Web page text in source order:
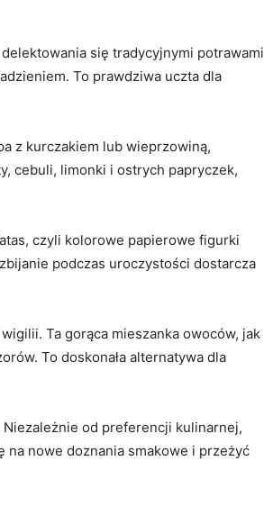
się tradycyjnymi potrawami
To prawdziwa uczta dla
z kurczakiem lub wieprzowiną,
cebuli, limonki i ostrych papryczek,
czyli kolorowe papierowe figurki
podczas uroczystości dostarcza
Ta gorąca mieszanka owoców, jak
To doskonała alternatywa dla
od preferencji kulinarnej,
na nowe doznania smakowe i przeżyć